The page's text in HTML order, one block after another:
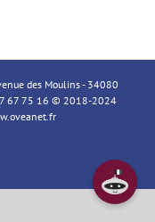
des Moulins - 34080
67 75 16 © 2018-2024